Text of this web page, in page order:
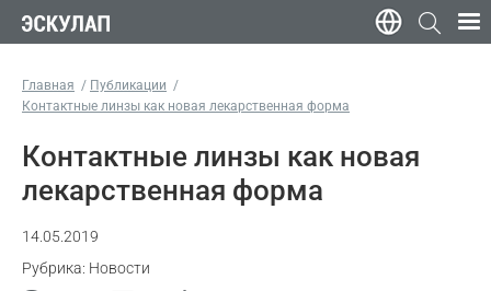
Главная
Публикации
Контактные линзы как новая лекарственная форма
Контактные линзы как новая
лекарственная форма
14.05.2019
Рубрика: Новости